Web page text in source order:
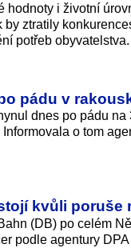
hodnoty i životní
ztratily
potřeb obyvatelstva.
pádu v
dnes po pádu
o tom
kvůli
(DB) po celém
podle agentury